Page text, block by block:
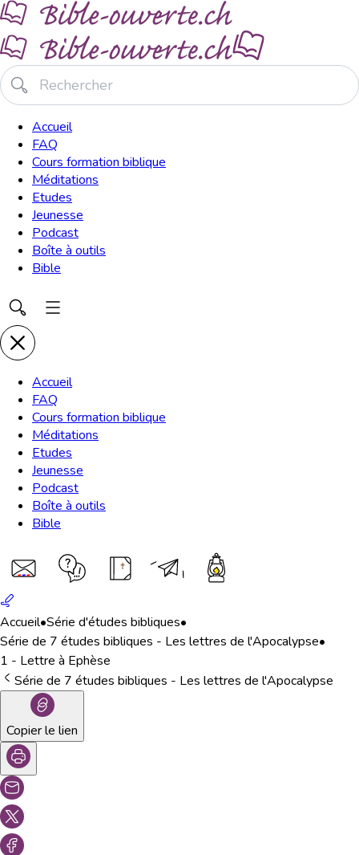
Accueil
FAQ
Cours formation biblique
Méditations
Etudes
Jeunesse
Podcast
Boîte à outils
Bible
Accueil
FAQ
Cours formation biblique
Méditations
Etudes
Jeunesse
Podcast
Boîte à outils
Bible
Accueil•Série d'études bibliques•
Série de 7 études bibliques - Les lettres de l'Apocalypse•
1 - Lettre à Ephèse
Série de 7 études bibliques - Les lettres de l'Apocalypse
Copier le lien